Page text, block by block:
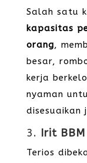
Salah satu
kapasitas
orang,
besar,
kerja
nyaman
disesuaikan
3. Irit
Terios